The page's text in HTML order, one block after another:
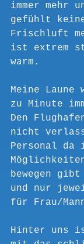
immer mehr
gefühlt
Frischluft
ist extrem
warm.
Meine
zu Minute
Den
nicht
Personal
bewegen
und nur
für Frau/
Hinter uns